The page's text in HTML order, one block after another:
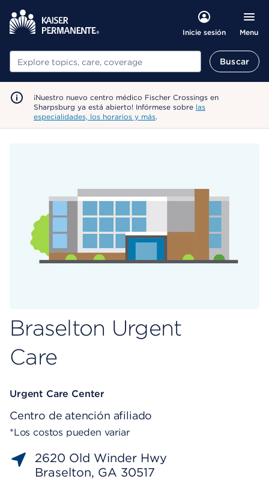
Inicie sesión Menu
Buscar Buscar
¡Nuestro nuevo centro médico Fischer Crossings en
Sharpsburg ya está abierto! Infórmese sobre las
especialidades, los horarios y más.
Braselton Urgent
Care
Urgent Care Center
Centro de atención afiliado
*Los costos pueden variar
2620 Old Winder Hwy
Braselton, GA 30517